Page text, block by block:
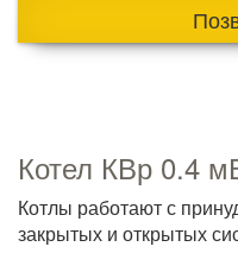
Котел КВр 0.4
Котлы работают с
закрытых и открытых